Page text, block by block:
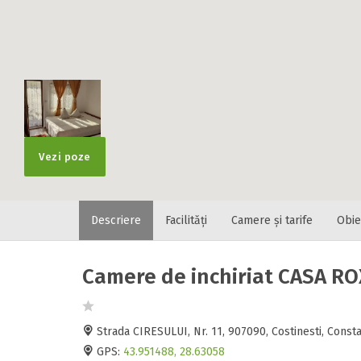
Vezi poze
Descriere Facilități Camere și tarife
Camere de inchiriat CASA
Strada CIRESULUI, Nr. 11, 907090, Costinesti,
GPS: 43.951488, 28.63058
https://
E-mail
Numar